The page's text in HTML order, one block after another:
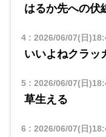
はるか先への
4: 2026/06/07(日
いいよねクラッ
5: 2026/06/07(日
草生える
6 : 2026/06/07(日